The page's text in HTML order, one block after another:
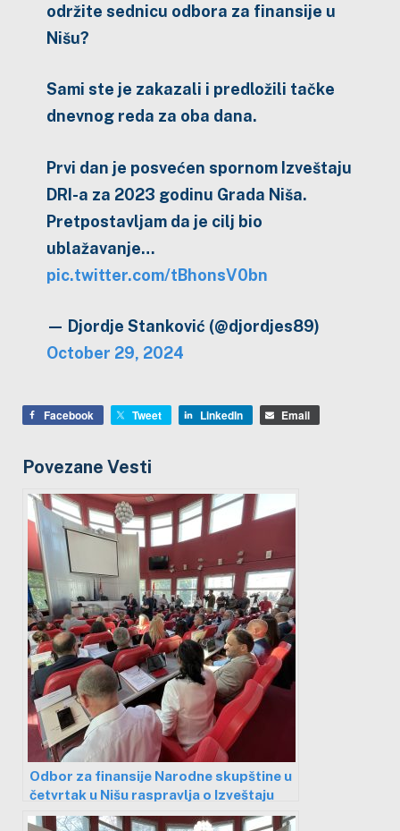
održite sednicu odbora za finansije u
Nišu?
Sami ste je zakazali i predložili tačke
dnevnog reda za oba dana.
Prvi dan je posvećen spornom Izveštaju
DRI-a za 2023 godinu Grada Niša.
Pretpostavljam da je cilj bio
ublažavanje…
pic.twitter.com/tBhonsV0bn
— Djordje Stanković (@djordjes89)
October 29, 2024
Facebook Tweet LinkedIn Email
Povezane Vesti
Odbor za finansije Narodne skupštine u
četvrtak u Nišu raspravlja o Izveštaju
DRI